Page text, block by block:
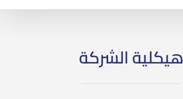
هيكلية الشركة